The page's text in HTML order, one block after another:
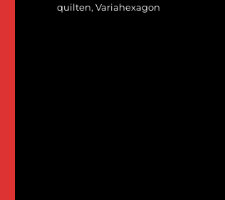
Categorieën
quilten,Variahexagon